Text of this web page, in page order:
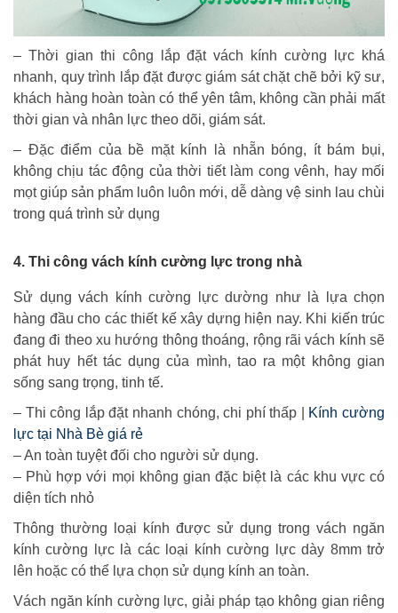
– Thời gian thi công lắp đặt vách kính cường lực khá
nhanh, quy trình lắp đặt được giám sát chặt chẽ bởi kỹ sư,
khách hàng hoàn toàn có thể yên tâm, không cần phải mất
thời gian và nhân lực theo dõi, giám sát.
– Đặc điểm của bề mặt kính là nhẵn bóng, ít bám bụi,
không chịu tác động của thời tiết làm cong vênh, hay mối
mọt giúp sản phẩm luôn luôn mới, dễ dàng vệ sinh lau chùi
trong quá trình sử dụng
4. Thi công vách kính cường lực trong nhà
Sử dụng vách kính cường lực dường như là lựa chọn
hàng đầu cho các thiết kế xây dựng hiện nay. Khi kiến trúc
đang đi theo xu hướng thông thoáng, rộng rãi vách kính sẽ
phát huy hết tác dụng của mình, tao ra một không gian
sống sang trọng, tinh tế.
– Thi công lắp đặt nhanh chóng, chi phí thấp | Kính cường
lực tại Nhà Bè giá rẻ
– An toàn tuyệt đối cho người sử dụng.
– Phù hợp với mọi không gian đặc biệt là các khu vực có
diện tích nhỏ
Thông thường loại kính được sử dụng trong vách ngăn
kính cường lực là các loại kính cường lực dày 8mm trở
lên hoặc có thể lựa chọn sử dụng kính an toàn.
Vách ngăn kính cường lực, giải pháp tạo không gian riêng